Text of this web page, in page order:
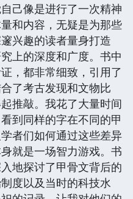
己像是进行了一次精神
和内容，无疑是为那些
兴趣的读者量身打造
上的深度和广度。书中
，都非常细致，引用了
了考古发现和文物比
推敲。我花了大量时间
到同样的字在不同的甲
者们如何通过这些差异
就是一场智力游戏。书
地探讨了甲骨文背后的
度以及当时的科技水